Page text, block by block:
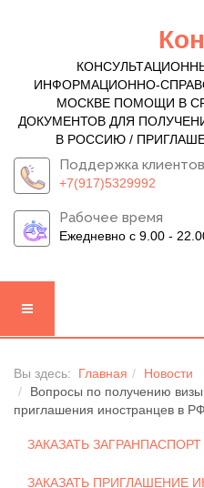
ИНФОРМАЦИОННО-
МОСКВЕ ПОМОЩИ В
ДОКУМЕНТОВ ДЛЯ
В РОССИЮ /
Поддержка клиентов
+7(917)5329992
Рабочее время
Ежедневно с 9.00 -
Вы здесь: Главная
Новости
Вопросы по получению
приглашения иностранцев в РФ.
ЗАКАЗАТЬ ЗАГРАНПАСПОРТ
ЗАКАЗАТЬ ПРИГЛАШЕНИЕ